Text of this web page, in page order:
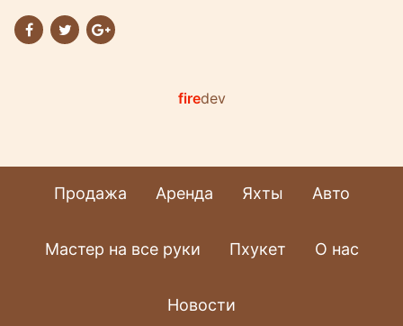
firedev
Продажа Аренда Яхты Авто
Мастер на все руки Пхукет О нас
Новости